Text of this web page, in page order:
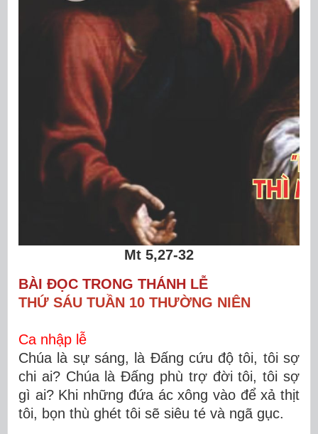
Mt 5,27-32
BÀI ĐỌC TRONG THÁNH LỄ
THỨ SÁU TUẦN 10 THƯỜNG NIÊN
Ca nhập lễ
Chúa là sự sáng, là Đấng cứu độ tôi, tôi sợ
chi ai? Chúa là Đấng phù trợ đời tôi, tôi sợ
gì ai? Khi những đứa ác xông vào để xả thịt
tôi, bọn thù ghét tôi sẽ siêu té và ngã gục.